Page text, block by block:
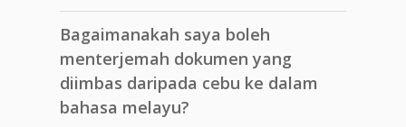
Bagaimanakah saya boleh
menterjemah dokumen yang
diimbas daripada cebu ke dalam
bahasa melayu?